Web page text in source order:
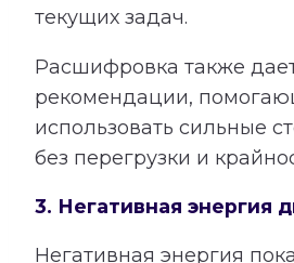
текущих задач.
Расшифровка также
рекомендации,
использовать сильные
без перегрузки и
3. Негативная энергия
Негативная энергия